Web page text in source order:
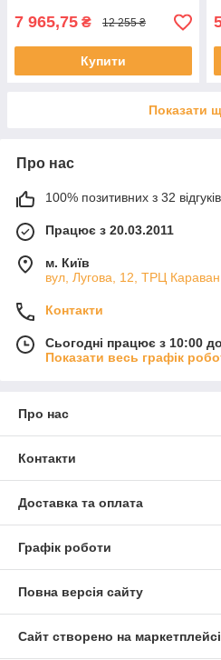
7 965,75 ₴ 12 255 ₴
Купити
Показати
Про нас
100% позитивних з 32
Працює з 20.03.2011
м. Київ
вул, Лугова, 12, ТРЦ
Контакти
Сьогодні працює з 10:00
Показати весь графік
Про нас
Контакти
Доставка та оплата
Графік роботи
Повна версія сайту
Сайт створено на маркетплейсі